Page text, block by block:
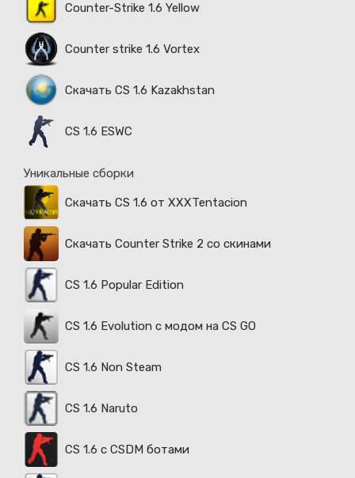
Counter-Strike 1.6 Yellow
Counter strike 1.6 Vortex
Скачать CS 1.6 Kazakhstan
CS 1.6 ESWC
Уникальные сборки
Скачать CS 1.6 от XXXTentacion
Скачать Counter Strike 2 со скинами
CS 1.6 Popular Edition
CS 1.6 Evolution с модом на CS GO
CS 1.6 Non Steam
CS 1.6 Naruto
CS 1.6 с CSDM ботами